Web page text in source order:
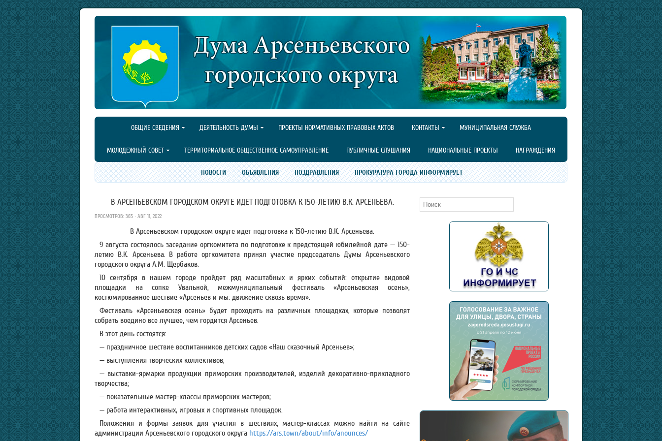
ОБЩИЕ СВЕДЕНИЯ ДЕЯТЕЛЬНОСТЬ ДУМЫ ПРОЕКТЫ НОРМАТИВНЫХ ПРАВОВЫХ АКТОВ КОНТАКТЫ МУНИЦИПАЛЬНАЯ СЛУЖБА
МОЛОДЕЖНЫЙ СОВЕТ ТЕРРИТОРИАЛЬНОЕ ОБЩЕСТВЕННОЕ САМОУПРАВЛЕНИЕ ПУБЛИЧНЫЕ СЛУШАНИЯ НАЦИОНАЛЬНЫЕ ПРОЕКТЫ НАГРАЖДЕНИЯ
НОВОСТИ ОБЪЯВЛЕНИЯ ПОЗДРАВЛЕНИЯ ПРОКУРАТУРА ГОРОДА ИНФОРМИРУЕТ
В АРСЕНЬЕВСКОМ ГОРОДСКОМ ОКРУГЕ ИДЕТ ПОДГОТОВКА К 150-ЛЕТИЮ В.К. АРСЕНЬЕВА.
ПРОСМОТРОВ: 365 · АВГ 11, 2022
В Арсеньевском городском округе идет подготовка к 150-летию В.К. Арсеньева.
9 августа состоялось заседание оргкомитета по подготовке к предстоящей юбилейной дате — 150-
летию В.К. Арсеньева. В работе оргкомитета принял участие председатель Думы Арсеньевского
городского округа А.М. Щербаков.
10 сентября в нашем городе пройдет ряд масштабных и ярких событий: открытие видовой
площадки на сопке Увальной, межмуниципальный фестиваль «Арсеньевская осень»,
костюмированное шествие «Арсеньев и мы: движение сквозь время».
Фестиваль «Арсеньевская осень» будет проходить на различных площадках, которые позволят
собрать воедино все лучшее, чем гордится Арсеньев.
В этот день состоятся:
— праздничное шествие воспитанников детских садов «Наш сказочный Арсеньев»;
— выступления творческих коллективов;
— выставки-ярмарки продукции приморских производителей, изделий декоративно-прикладного
творчества;
— показательные мастер-классы приморских мастеров;
— работа интерактивных, игровых и спортивных площадок.
Положения и формы заявок для участия в шествиях, мастер-классах можно найти на сайте
администрации Арсеньевского городского округа https://ars.town/about/info/anounces/
Поиск